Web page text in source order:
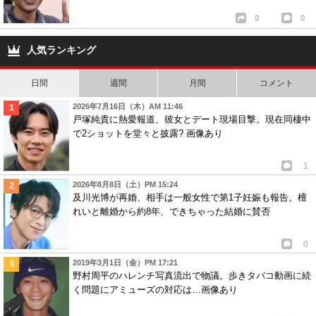
0 0
人気ランキング
日間 週間 月間 コメント
2026年7月16日（木）AM 11:46
戸塚純貴に熱愛報道、彼女とデート現場目撃。現在同棲中
で2ショットを堂々と披露? 画像あり
1
2026年8月8日（土）PM 15:24
及川光博が再婚、相手は一般女性で第1子妊娠も報告。檀
れいと離婚から約8年、できちゃった結婚に賛否
0
2019年3月1日（金）PM 17:21
野村周平のハレンチ写真流出で物議。歩きタバコ動画に続
く問題にアミューズの対応は…画像あり